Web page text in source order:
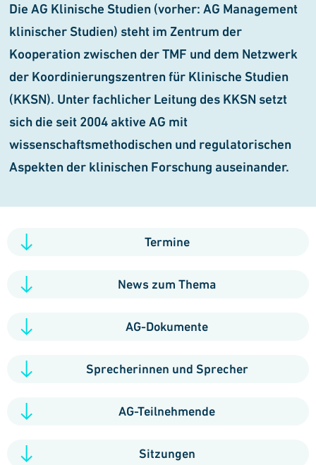
Die AG Klinische Studien (vorher:AG Management
klinischer Studien) steht im Zentrum der
Kooperation zwischen der TMF und dem Netzwerk
der Koordinierungszentren für Klinische Studien
(KKSN). Unter fachlicher Leitung des KKSN setzt
sich die seit 2004 aktive AG mit
wissenschaftsmethodischen und regulatorischen
Aspekten der klinischen Forschung auseinander.
Termine
News zum Thema
AG-Dokumente
Sprecherinnen und Sprecher
AG-Teilnehmende
Sitzungen